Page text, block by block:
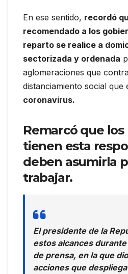
En ese sentido, recordó
recomendado a los
reparto se realice a
sectorizada y ordenada
aglomeraciones que
distanciamiento social que
coronavirus.
Remarcó que
tienen esta
deben asumirla
trabajar.
El presidente de la
estos alcances
de prensa, en la que
acciones que